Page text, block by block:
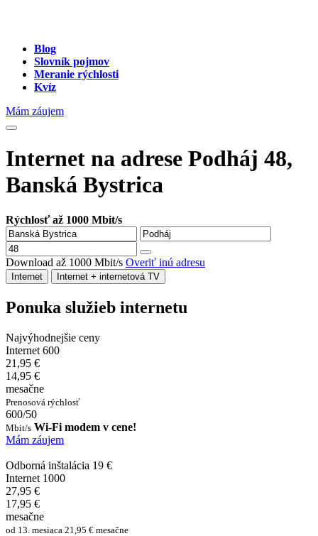
Blog
Slovník pojmov
Meranie rýchlosti
Kvíz
Mám záujem
Internet na adrese Podháj 48,
Banská Bystrica
Rýchlosť až 1000 Mbit/s
Download až 1000 Mbit/s Overiť inú adresu
Internet Internet + internetová TV
Ponuka služieb internetu
Najvýhodnejšie ceny
Internet 600
21,95 €
14,95 €
mesačne
Prenosová rýchlosť
600/50
Mbit/s Wi-Fi modem v cene!
Mám záujem
Odborná inštalácia 19 €
Internet 1000
27,95 €
17,95 €
mesačne
od 13. mesiaca 21,95 € mesačne